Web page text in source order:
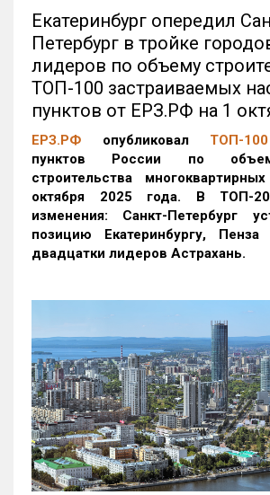
Екатеринбург опередил
Петербург в тройке
лидеров по объему
ТОП-100 застраиваемых
пунктов от ЕРЗ.РФ на 1
ЕРЗ.РФ опубликовал ТОП-100
пунктов России по
строительства
октября 2025 года. В ТОП-
изменения: Санкт-Петербург
позицию Екатеринбургу,
двадцатки лидеров Астрахань.